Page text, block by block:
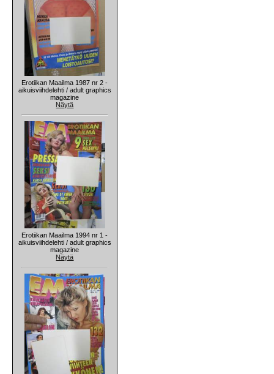
Erotiikan Maailma 1987 nr 2 -
aikuisviihdelehti / adult graphics
magazine
Näytä
Erotiikan Maailma 1994 nr 1 -
aikuisviihdelehti / adult graphics
magazine
Näytä